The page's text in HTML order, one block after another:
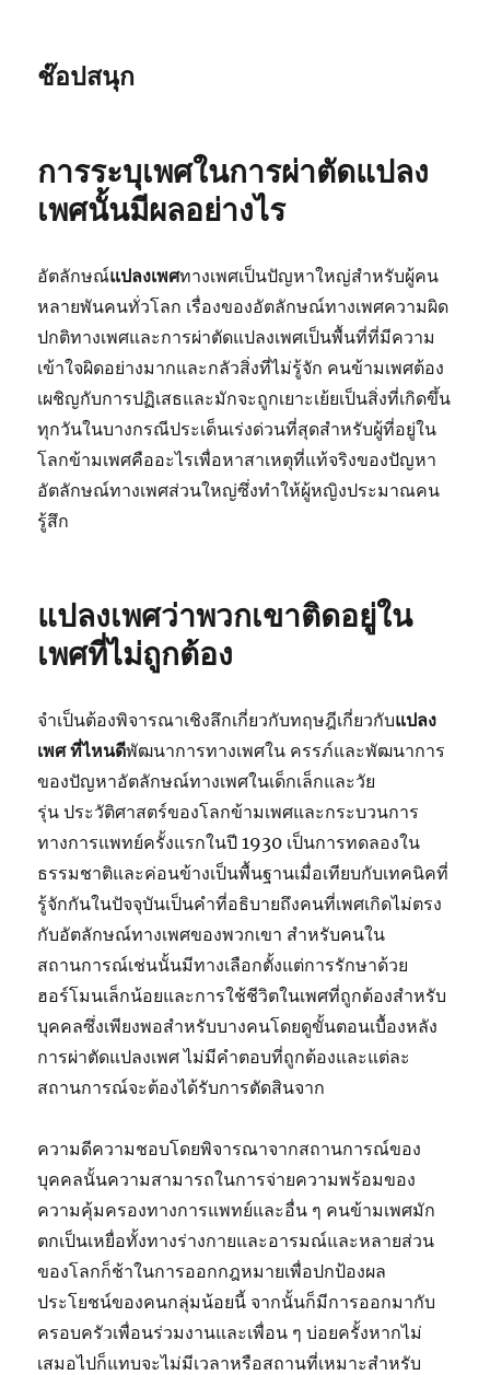
ช๊อปสนุก
การระบุเพศในการผ่าตัดแปลง
เพศนั้นมีผลอย่างไร
อัตลักษณ์แปลงเพศทางเพศเป็นปัญหาใหญ่สำหรับผู้คน
หลายพันคนทั่วโลก เรื่องของอัตลักษณ์ทางเพศความผิด
ปกติทางเพศและการผ่าตัดแปลงเพศเป็นพื้นที่ที่มีความ
เข้าใจผิดอย่างมากและกลัวสิ่งที่ไม่รู้จัก คนข้ามเพศต้อง
เผชิญกับการปฏิเสธและมักจะถูกเยาะเย้ยเป็นสิ่งที่เกิดขึ้น
ทุกวันในบางกรณีประเด็นเร่งด่วนที่สุดสำหรับผู้ที่อยู่ใน
โลกข้ามเพศคืออะไรเพื่อหาสาเหตุที่แท้จริงของปัญหา
อัตลักษณ์ทางเพศส่วนใหญ่ซึ่งทำให้ผู้หญิงประมาณคน
รู้สึก
แปลงเพศว่าพวกเขาติดอยู่ใน
เพศที่ไม่ถูกต้อง
จำเป็นต้องพิจารณาเชิงลึกเกี่ยวกับทฤษฎีเกี่ยวกับแปลง
เพศที่ไหนดีพัฒนาการทางเพศใน ครรภ์และพัฒนาการ
ของปัญหาอัตลักษณ์ทางเพศในเด็กเล็กและวัย
รุ่น ประวัติศาสตร์ของโลกข้ามเพศและกระบวนการ
ทางการแพทย์ครั้งแรกในปี 1930 เป็นการทดลองใน
ธรรมชาติและค่อนข้างเป็นพื้นฐานเมื่อเทียบกับเทคนิคที่
รู้จักกันในปัจจุบันเป็นคำที่อธิบายถึงคนที่เพศเกิดไม่ตรง
กับอัตลักษณ์ทางเพศของพวกเขา สำหรับคนใน
สถานการณ์เช่นนั้นมีทางเลือกตั้งแต่การรักษาด้วย
ฮอร์โมนเล็กน้อยและการใช้ชีวิตในเพศที่ถูกต้องสำหรับ
บุคคลซึ่งเพียงพอสำหรับบางคนโดยดูขั้นตอนเบื้องหลัง
การผ่าตัดแปลงเพศ ไม่มีคำตอบที่ถูกต้องและแต่ละ
สถานการณ์จะต้องได้รับการตัดสินจาก
ความดีความชอบโดยพิจารณาจากสถานการณ์ของ
บุคคลนั้นความสามารถในการจ่ายความพร้อมของ
ความคุ้มครองทางการแพทย์และอื่น ๆ คนข้ามเพศมัก
ตกเป็นเหยื่อทั้งทางร่างกายและอารมณ์และหลายส่วน
ของโลกก็ช้าในการออกกฎหมายเพื่อปกป้องผล
ประโยชน์ของคนกลุ่มน้อยนี้ จากนั้นก็มีการออกมากับ
ครอบครัวเพื่อนร่วมงานและเพื่อน ๆ บ่อยครั้งหากไม่
เสมอไปก็แทบจะไม่มีเวลาหรือสถานที่เหมาะสำหรับ